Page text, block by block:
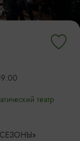
театр
СЕЗОНЫ»